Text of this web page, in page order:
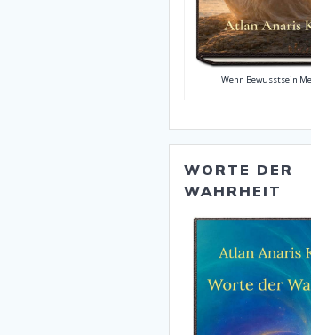
Wenn Bewusstsein
WORTE DER
WAHRHEIT